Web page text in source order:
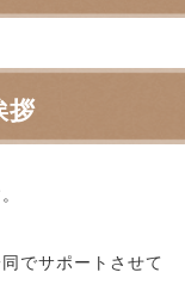
拶
でサポートさせて